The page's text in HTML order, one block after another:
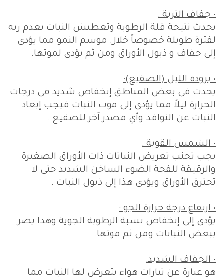
• جفاف التربة :
يحدث نتيجة قلة الرطوبة وتعطيش النبات بعدم ريه
لفترة طويلة خصوصاً خلال موسم النمو مما يؤدى
إلى جفاف و ذبول الأوراق ومن ثم يؤدى لموتها.
• برودة الليل (الصقيع):
يحدث فى بعض المناطق إنخفاض شديد فى درجات
الحرارة ليلاً مما يؤدى إلى موت النبات فيجب إبعاد
النبات عن النوافذ وأي مصدر آخر للصقيع .
• الشمس القوية :
يجب تجنب تعريض النباتات ذات الأوراق الصغيرة
والرقيقة للفحة الضوء الساخن الشديد حتى لا
تحترق الأوراق ويؤدى هذا إلى ذبول النبات .
• ارتفاع درجة حرارة الجو :
يؤدى إلى إنخفاض نسبة الرطوبة الجوية وهذا يضر
ببعض النباتات ومن ثم موتها.
• الجفاف الشديد:
هو عبارة عن تيارات هواء يتعرض لها النبات مما